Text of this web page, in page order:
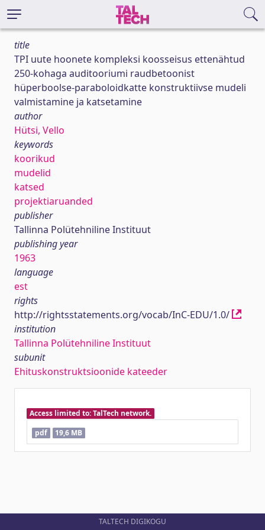
title
TPI uute hoonete kompleksi koosseisus ettenähtud
250-kohaga auditooriumi raudbetoonist
hüperboolse-paraboloidkatte konstruktiivse mudeli
valmistamine ja katsetamine
author
Hütsi, Vello
keywords
koorikud
mudelid
katsed
projektiaruanded
publisher
Tallinna Polütehniline Instituut
publishing year
1963
language
est
rights
http://rightsstatements.org/vocab/InC-EDU/1.0/
institution
Tallinna Polütehniline Instituut
subunit
Ehituskonstruktsioonide kateeder
Access limited to: TalTech network.
pdf
19,6 MB
TALTECH DIGIKOGU